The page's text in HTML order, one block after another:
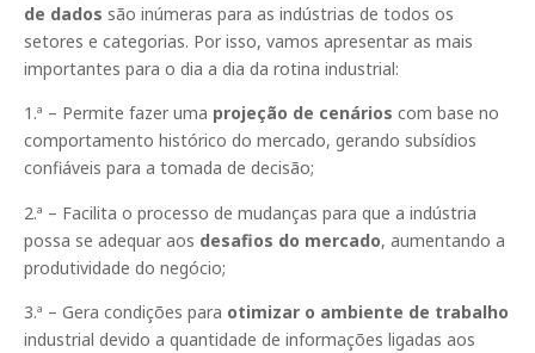
de dados são inúmeras para as indústrias de todos os
setores e categorias. Por isso, vamos apresentar as mais
importantes para o dia a dia da rotina industrial:
1.ª – Permite fazer uma projeção de cenários com base no
comportamento histórico do mercado, gerando subsídios
confiáveis para a tomada de decisão;
2.ª – Facilita o processo de mudanças para que a indústria
possa se adequar aos desafios do mercado, aumentando a
produtividade do negócio;
3.ª – Gera condições para otimizar o ambiente de trabalho
industrial devido a quantidade de informações ligadas aos